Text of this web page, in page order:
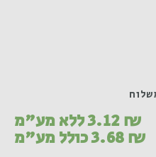
3.12₪ ללא מע"מ
3.68₪ כולל מע"מ